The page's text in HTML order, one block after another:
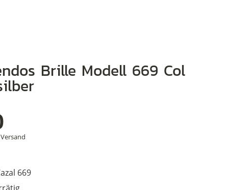
Versand
669